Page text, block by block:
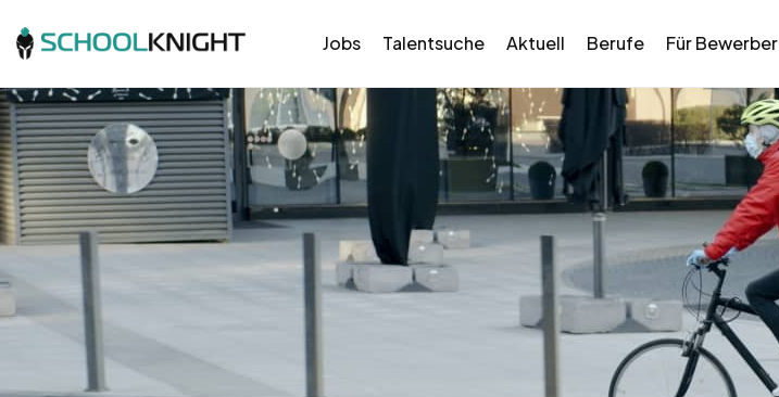
Jobs Talentsuche Aktuell Berufe Für Bewerber